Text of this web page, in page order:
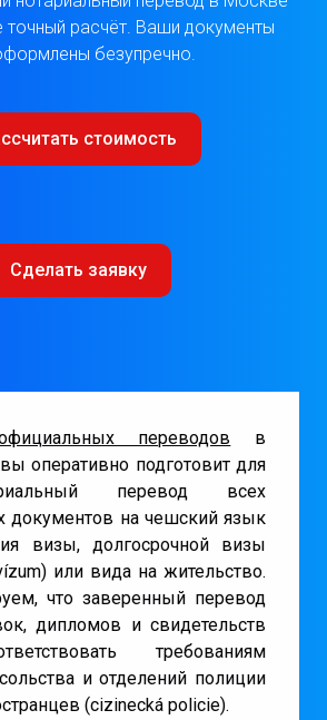
точный расчёт. Ваши документы
безупречно.
стоимость
Сделать заявку
переводов в
оперативно подготовит для
перевод всех
документов на чешский язык
визы, долгосрочной визы
или вида на жительство.
что заверенный перевод
дипломов и свидетельств
требованиям
и отделений полиции
(cizinecká policie).